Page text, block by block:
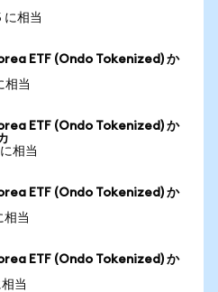
に相当
ETF (Ondo Tokenized) か
相当
ETF (Ondo Tokenized) か
相当
ETF (Ondo Tokenized) か
相当
ETF (Ondo Tokenized) か
当